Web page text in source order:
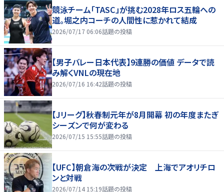
競泳チーム「TASC」が挑む2028年ロス五輪への
道。堀之内コーチの人間性に惹かれて結成
2026/07/17 06:06話題の投稿
【男子バレー日本代表】9連勝の価値 データで読
み解くVNLの現在地
2026/07/16 16:42話題の投稿
【Jリーグ】秋春制元年が8月開幕 初の年度またぎ
シーズンで何が変わる
2026/07/15 15:55話題の投稿
【UFC】朝倉海の次戦が決定 上海でアオリチロ
ンと対戦
2026/07/14 15:19話題の投稿